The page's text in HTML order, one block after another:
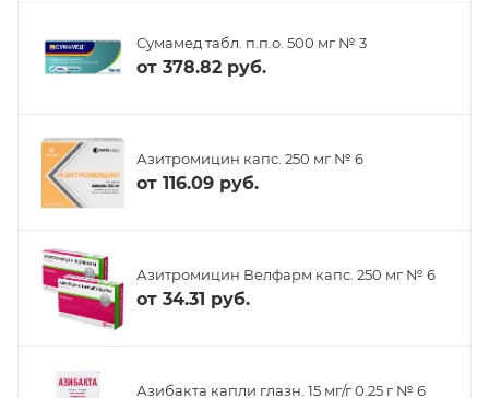
Сумамед табл. п.п.о. 500 мг № 3
от 378.82 руб.
Азитромицин капс. 250 мг № 6
от 116.09 руб.
Азитромицин Велфарм капс. 250 мг № 6
от 34.31 руб.
Азибакта капли глазн. 15 мг/г 0.25 г № 6